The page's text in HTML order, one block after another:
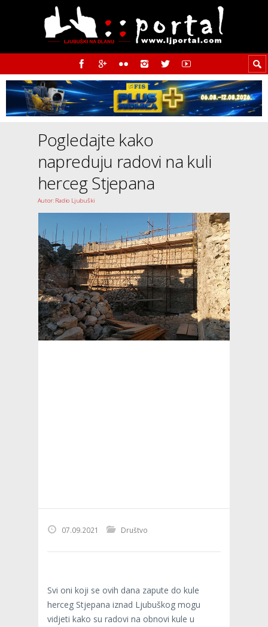
Pogledajte kako
napreduju radovi na kuli
herceg Stjepana
Autor: Radio Ljubuški
07.09.2021 Društvo
Svi oni koji se ovih dana zapute do kule
herceg Stjepana iznad Ljubuškog mogu
vidjeti kako su radovi na obnovi kule u